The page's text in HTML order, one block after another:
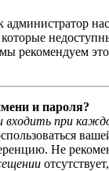
администратор
рекомендуем это
и пароля?
входить при
Не